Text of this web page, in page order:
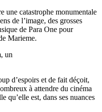
une catastrophe monumentale
de l’image, des grosses
de Para One pour
Marieme.
un
d’espoirs et de fait déçoit,
à attendre du cinéma
qu’elle est, dans ses nuances